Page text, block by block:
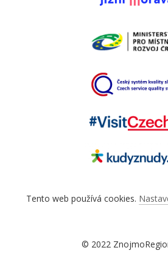
Tento web používá cookies.
© 2022